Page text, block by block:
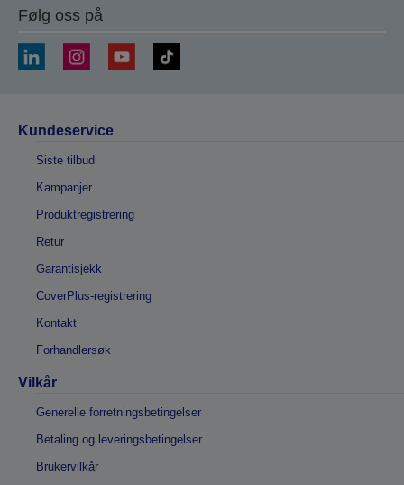
Følg oss på
Kundeservice
Siste tilbud
Kampanjer
Produktregistrering
Retur
Garantisjekk
CoverPlus-registrering
Kontakt
Forhandlersøk
Vilkår
Generelle forretningsbetingelser
Betaling og leveringsbetingelser
Brukervilkår